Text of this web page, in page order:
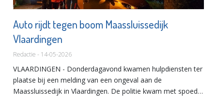
Auto rijdt tegen boom Maassluissedijk
Vlaardingen
Redactie - 14-05-2026
VLAARDINGEN - Donderdagavond kwamen hulpdiensten ter
plaatse bij een melding van een ongeval aan de
Maassluissedijk in Vlaardingen. De politie kwam met spoed